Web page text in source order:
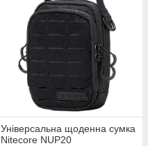
Універсальна щоденна сумка
Nitecore NUP20